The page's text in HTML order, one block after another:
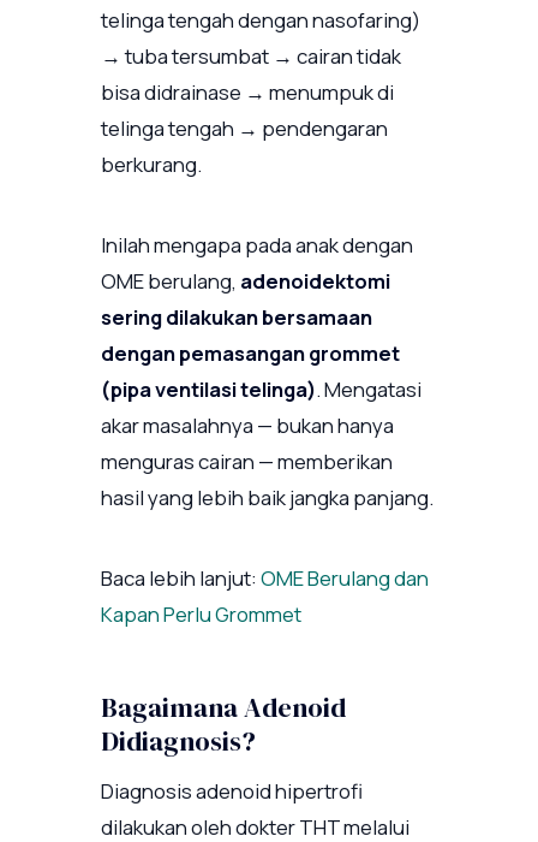
telinga tengah dengan nasofaring)
→ tuba tersumbat → cairan tidak
bisa didrainase → menumpuk di
telinga tengah → pendengaran
berkurang.
Inilah mengapa pada anak dengan
OME berulang, adenoidektomi
sering dilakukan bersamaan
dengan pemasangan grommet
(pipa ventilasi telinga). Mengatasi
akar masalahnya — bukan hanya
menguras cairan — memberikan
hasil yang lebih baik jangka panjang.
Baca lebih lanjut:OME Berulang dan
Kapan Perlu Grommet
Bagaimana Adenoid
Didiagnosis?
Diagnosis adenoid hipertrofi
dilakukan oleh dokter THT melalui